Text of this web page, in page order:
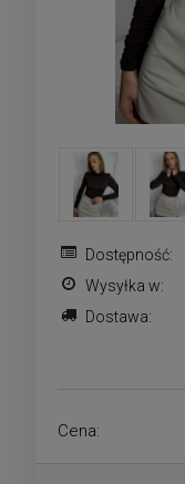
Dostępność:
Wysyłka w:
Dostawa:
Cena nie
Cena: